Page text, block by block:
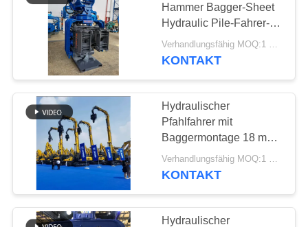
SITEMAP
PRIVACY
POLICY
Hammer Bagger-Sheet
Hydraulic Pile-Fahrer-
2300rpm Seiten
Verhandlungsfähig MOQ:1 SATZ
KONTAKT
Hydraulischer
Pfahlfahrer mit
Baggermontage 18 m
Max. Länge und starke
Vibrationen
Verhandlungsfähig MOQ:1 Satz
KONTAKT
Hydraulischer